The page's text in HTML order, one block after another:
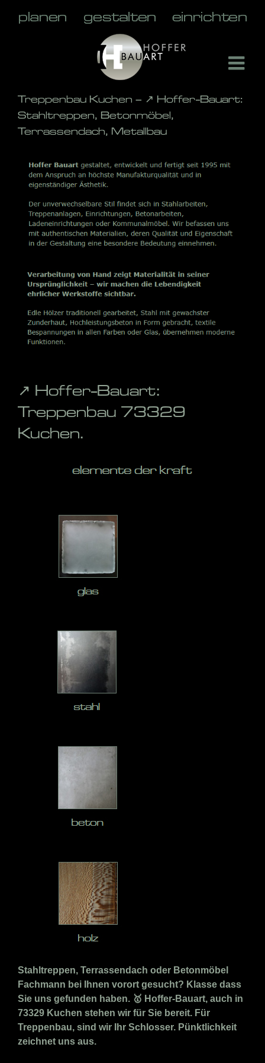
Treppenbau Kuchen – ↗️ Hoffer-Bauart:
Stahltreppen, Betonmöbel,
Terrassendach, Metallbau
↗️ Hoffer-Bauart:
Treppenbau 73329
Kuchen.
Stahltreppen, Terrassendach oder Betonmöbel
Fachmann bei Ihnen vorort gesucht? Klasse dass
Sie uns gefunden haben. 🥇 Hoffer-Bauart, auch in
73329 Kuchen stehen wir für Sie bereit. Für
Treppenbau, sind wir Ihr Schlosser. Pünktlichkeit
zeichnet uns aus.